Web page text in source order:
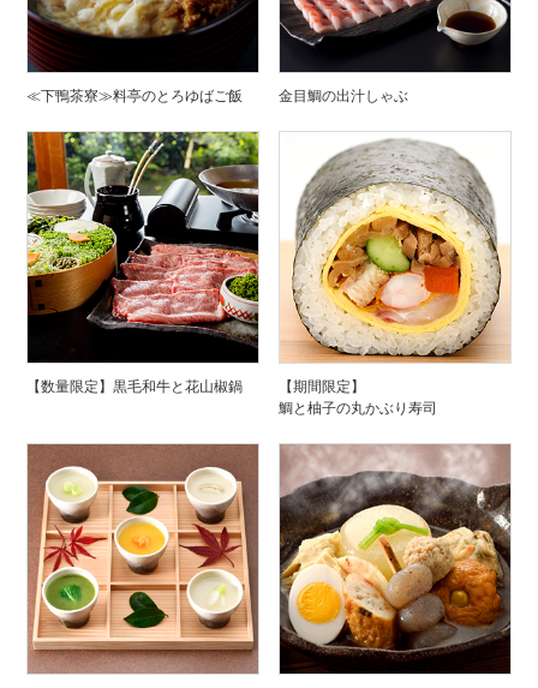
≪下鴨茶寮≫料亭のとろゆばご飯 金目鯛の出汁しゃぶ
【数量限定】黒毛和牛と花山椒鍋
【期間限定】
鯛と柚子の丸かぶり寿司